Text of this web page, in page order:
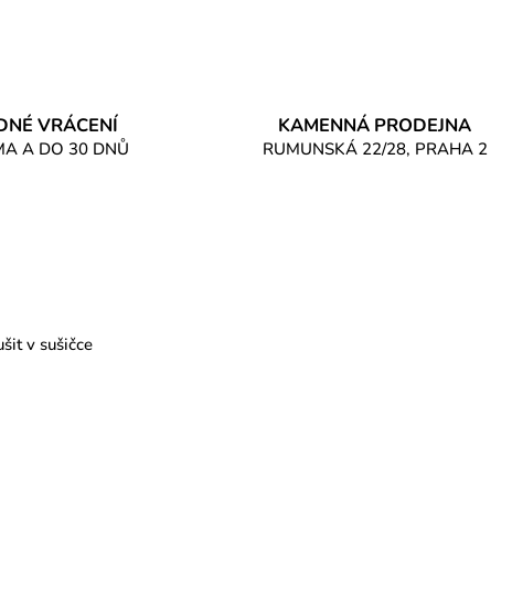
VRÁCENÍ
A DO 30 DNŮ
KAMENNÁ PRODEJNA
RUMUNSKÁ 22/28, PRAHA 2
v sušičce